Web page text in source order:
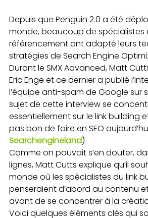
Depuis que Penguin 2.0 a été
monde, beaucoup de spécialistes
référencement ont adapté leurs
stratégies de Search Engine
Durant le SMX Advanced, Matt
Eric Enge et ce dernier a publié
l’équipe anti-spam de Google sur
sujet de cette interview se
essentiellement sur le link building
pas bon de faire en SEO
Searchengineland)
Comme on pouvait s’en douter,
lignes, Matt Cutts explique qu’il
monde où les spécialistes du link
penseraient d’abord au contenu
avant de se concentrer à la
Voici quelques éléments clés qui